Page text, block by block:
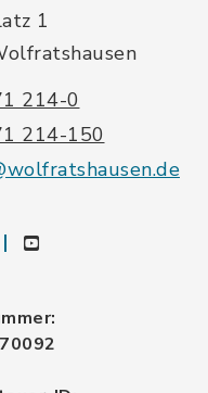
1
214-0
214-150
youtube